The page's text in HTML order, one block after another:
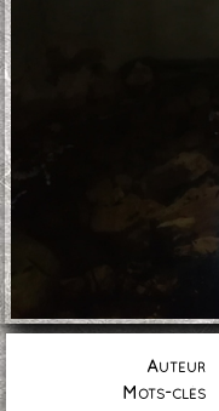
Auteur
Mots-clés